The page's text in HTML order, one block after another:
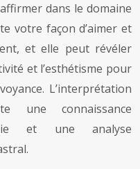
dans le domaine
votre façon d’aimer et
et elle peut révéler
et l’esthétisme pour
L’interprétation
une connaissance
et une analyse